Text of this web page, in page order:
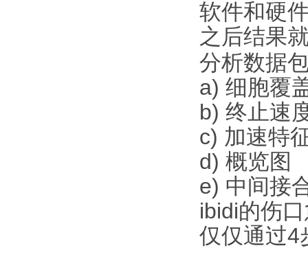
软件和硬
之后结果
分析数据
a) 细胞覆
b) 终止速
c) 加速特
d) 概览图
e) 中间接
ibidi的伤
仅仅通过4